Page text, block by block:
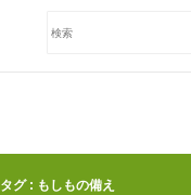
タグ : もしもの備え